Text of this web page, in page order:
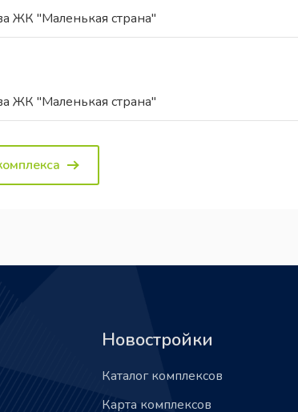
ЖК "Маленькая страна"
ЖК "Маленькая страна"
Новостройки
Каталог комплексов
Карта комплексов